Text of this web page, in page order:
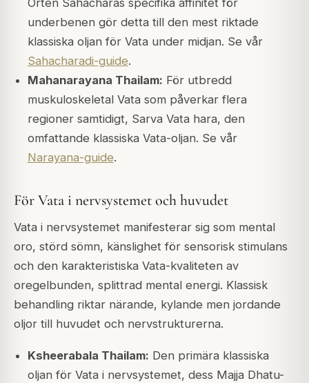
underbenen gör detta till den mest riktade
klassiska oljan för Vata under midjan. Se vår
Sahacharadi-guide.
Mahanarayana Thailam: För utbredd
muskuloskeletal Vata som påverkar flera
regioner samtidigt, Sarva Vata hara, den
omfattande klassiska Vata-oljan. Se vår
Narayana-guide.
För Vata i nervsystemet och huvudet
Vata i nervsystemet manifesterar sig som mental
oro, störd sömn, känslighet för sensorisk stimulans
och den karakteristiska Vata-kvaliteten av
oregelbunden, splittrad mental energi. Klassisk
behandling riktar närande, kylande men jordande
oljor till huvudet och nervstrukturerna.
Ksheerabala Thailam: Den primära klassiska
oljan för Vata i nervsystemet, dess Majja Dhatu-